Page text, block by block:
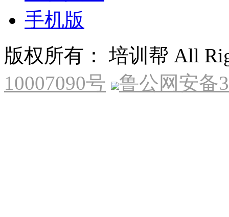
手机版
版权所有： 培训帮 All
10007090号
鲁公网安备